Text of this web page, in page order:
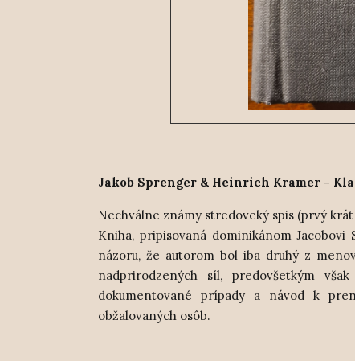
Jakob Sprenger & Heinrich Kramer -
Nechválne známy stredoveký spis (prvý
Kniha, pripisovaná dominikánom
názoru, že autorom bol iba druhý z
nadprirodzených síl, predovšetkým
dokumentované prípady a návod k
obžalovaných osôb.